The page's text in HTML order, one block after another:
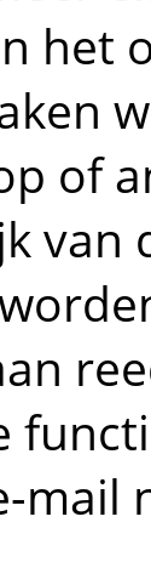
het
of
van
mail